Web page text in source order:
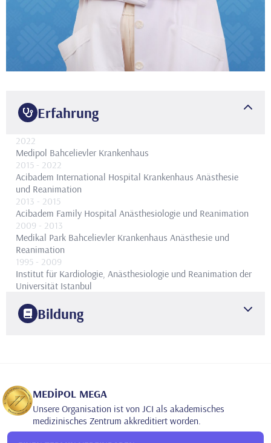
Erfahrung
2022
Medipol Bahcelievler Krankenhaus
2015 - 2022
Acibadem International Hospital Krankenhaus Anästhesie
und Reanimation
2013 - 2015
Acibadem Family Hospital Anästhesiologie und Reanimation
2009 - 2013
Medikal Park Bahcelievler Krankenhaus Anästhesie und
Reanimation
1995 - 2009
Institut für Kardiologie, Anästhesiologie und Reanimation der
Universität Istanbul
Bildung
Institut für Kardiologie der Universität Istanbul
Anästhesiologie und Reanimation
MEDİPOL MEGA
Unsere Organisation ist von JCI als akademisches
medizinisches Zentrum akkreditiert worden.